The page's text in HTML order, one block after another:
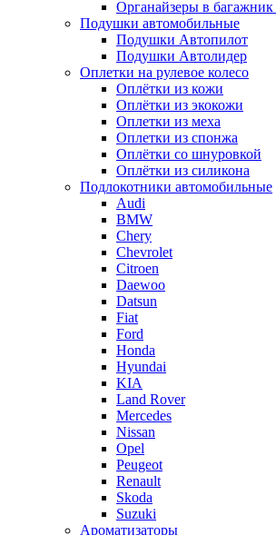
Органайзеры в
Подушки автомобильные
Подушки Автопилот
Подушки Автолидер
Оплетки на рулевое колесо
Оплётки из кожи
Оплётки из экокожи
Оплетки из меха
Оплетки из спонжа
Оплётки со шнуровкой
Оплётки из силикона
Подлокотники автомобильные
Audi
BMW
Chery
Chevrolet
Citroen
Daewoo
Datsun
Fiat
Ford
Honda
Hyundai
KIA
Land Rover
Mercedes
Nissan
Opel
Peugeot
Renault
Skoda
Suzuki
Ароматизаторы